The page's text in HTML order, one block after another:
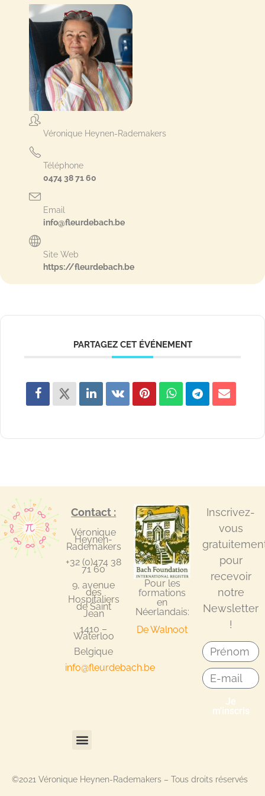
Véronique Heynen-Rademakers
Téléphone
0474 38 71 60
Email
info@fleurdebach.be
Site Web
https://fleurdebach.be
PARTAGEZ CET ÉVÉNEMENT
Contact :
Véronique
Heynen-
Rademakers
+32 (0)474 38
71 60
9, avenue
des
Hospitaliers
de Saint
Jean
1410 –
Waterloo
Belgique
info@fleurdebach.be
Pour les
formations
en
Néerlandais:
De Walnoot
Inscrivez-
vous
pour
recevoir
notre
Newsletter
!
Je
m'inscris
©2021 Véronique Heynen-Rademakers – Tous droits réservés